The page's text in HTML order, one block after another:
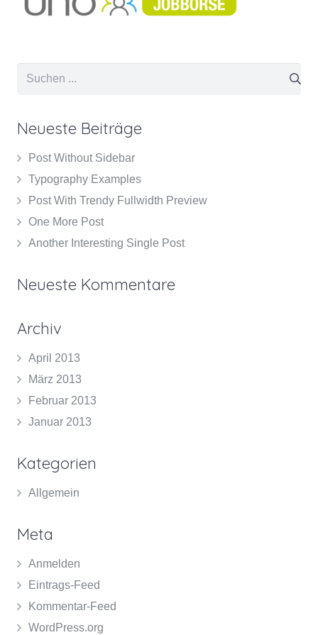
Neueste Beiträge
Post Without Sidebar
Typography Examples
Post With Trendy Fullwidth Preview
One More Post
Another Interesting Single Post
Neueste Kommentare
Archiv
April 2013
März 2013
Februar 2013
Januar 2013
Kategorien
Allgemein
Meta
Anmelden
Eintrags-Feed
Kommentar-Feed
WordPress.org